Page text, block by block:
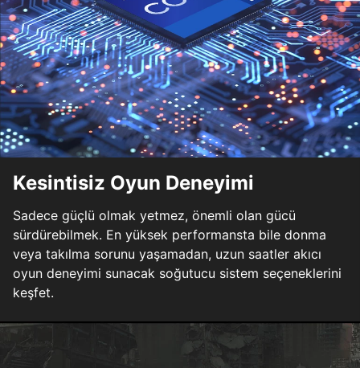
Kesintisiz Oyun Deneyimi
Sadece güçlü olmak yetmez, önemli olan gücü
sürdürebilmek. En yüksek performansta bile donma
veya takılma sorunu yaşamadan, uzun saatler akıcı
oyun deneyimi sunacak soğutucu sistem seçeneklerini
keşfet.